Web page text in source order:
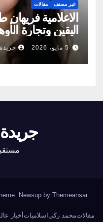
غير مصنف مقالات
الاعلامية
اليقين وتجارة
الناس أبواب
5 مايو، 2026
جريدة
Newsup by Themeansar
مقالاتمحمد زكي اسلامياتأخبار